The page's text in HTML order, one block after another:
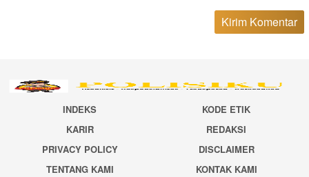
INDEKS
KODE ETIK
KARIR
REDAKSI
PRIVACY POLICY
DISCLAIMER
TENTANG KAMI
KONTAK KAMI